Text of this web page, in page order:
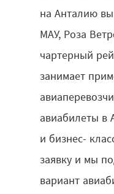
на Анталию
МАУ, Роза
чартерный
занимает
авиабилеты в
и бизнес-
заявку и мы
вариант